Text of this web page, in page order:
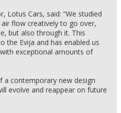
Lotus Cars, said: “We studied
flow creatively to go over,
but also through it. This
the Evija and has enabled us
exceptional amounts of
a contemporary new design
evolve and reappear on future